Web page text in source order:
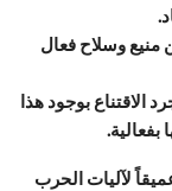
منيع وسلاح فعال
الاقتناع بوجود هذا
لآليات الحرب